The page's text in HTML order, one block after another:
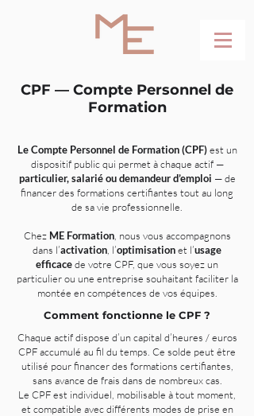
CPF — Compte Personnel de
Formation
Le Compte Personnel de Formation (CPF)est un
dispositif public qui permet à chaque actif —
particulier, salarié ou demandeur d’emploi — de
financer des formations certifiantes tout au long
de sa vie professionnelle.
Chez ME Formation, nous vous accompagnons
dans l’activation , l’optimisationet l’usage
efficacede votre CPF, que vous soyez un
particulier ou une entreprise souhaitant faciliter la
montée en compétences de vos équipes.
Comment fonctionne le CPF ?
Chaque actif dispose d’un capital d’heures / euros
CPF accumulé au fil du temps. Ce solde peut être
utilisé pour financer des formations certifiantes,
sans avance de frais dans de nombreux cas.
Le CPF est individuel, mobilisable à tout moment,
et compatible avec différents modes de prise en